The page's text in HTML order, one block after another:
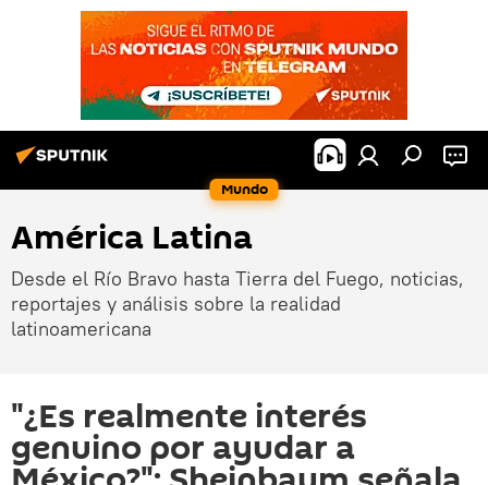
Mundo
América Latina
Desde el Río Bravo hasta Tierra del Fuego, noticias,
reportajes y análisis sobre la realidad
latinoamericana
"¿Es realmente interés
genuino por ayudar a